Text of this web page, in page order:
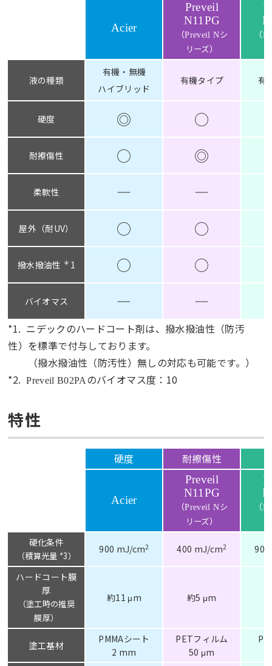
Acier
Preveil
N11PG
（PreveilNシ
リーズ）
（
液の種類
有機・無機
ハイブリッド
有機タイプ 有
硬度 ◎ ○
耐擦傷性 ○ ◎
柔軟性 ― ―
屋外（耐UV） ○ ○
撥水撥油性 ＊ 1 ○ ○
バイオマス ― ―
*1. ニデックのハードコート剤は、撥水撥油性（防汚
性）を標準で付与しております。
（撥水撥油性（防汚性）無しの対応も可能です。）
*2.Preveil B02PA のバイオマス度：10
特性
硬度 耐擦傷性
Acier
Preveil
N11PG
（PreveilNシ
リーズ）
（
硬化条件
（積算光量 *3）
900 mJ/cm2 400 mJ/cm2
ハードコート膜
厚
（塗工時の推奨
膜厚）
約11 μm 約5 μm
塗工基材
PMMAシート
2 mm
PETフィルム
50 μm
PI